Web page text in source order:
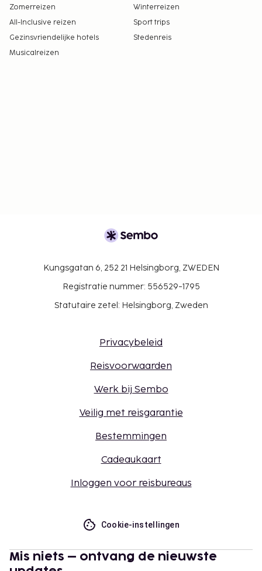
Zomerreizen
Winterreizen
All-Inclusive reizen
Sport trips
Gezinsvriendelijke hotels
Stedenreis
Musicalreizen
Kungsgatan 6, 252 21 Helsingborg, ZWEDEN
Registratie nummer: 556529-1795
Statutaire zetel: Helsingborg, Zweden
Privacybeleid
Reisvoorwaarden
Werk bij Sembo
Veilig met reisgarantie
Bestemmingen
Cadeaukaart
Inloggen voor reisbureaus
Cookie-instellingen
Mis niets – ontvang de nieuwste